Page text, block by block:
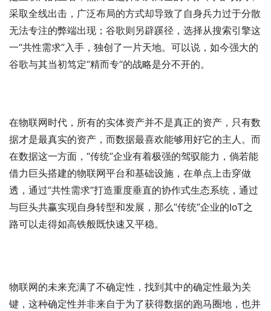
采取全线出击，广泛布局的方式却导致了自身兵力过于分散
无法专注的弊端出现；谷歌则另辟蹊径，选择从搜索引擎这
一“共性需求”入手，独创了一片天地。可以说，如今强大的
谷歌与其当初笃定“精而专”的战略是分不开的。
在物联网时代，所有的实体资产并不是真正的资产，只有数
据才是最真实的资产，而数据最喜欢能够用好它的主人。而
在数据这一方面，“传统”企业有着极强的驾驭能力，倘若能
借力巨头搭建的物联网平台和基础设施，在单点上击穿做
透，通过“共性需求”打造重度垂直的协作式生态系统，通过
与巨头共赢实现自身转型和发展，那么“传统”企业的IoT之
路可以走得如高铁般既快速又平稳。
物联网的未来充满了不确定性，找到其中的确定性最为关
键，这种确定性并非来自于为了获得数据的跑马圈地，也并